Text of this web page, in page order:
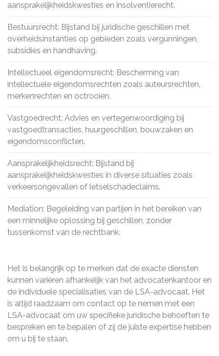
aansprakelijkheidskwesties en insolventierecht.
Bestuursrecht: Bijstand bij juridische geschillen met
overheidsinstanties op gebieden zoals vergunningen,
subsidies en handhaving.
Intellectueel eigendomsrecht: Bescherming van
intellectuele eigendomsrechten zoals auteursrechten,
merkenrechten en octrooien.
Vastgoedrecht: Advies en vertegenwoordiging bij
vastgoedtransacties, huurgeschillen, bouwzaken en
eigendomsconflicten.
Aansprakelijkheidsrecht: Bijstand bij
aansprakelijkheidskwesties in diverse situaties zoals
verkeersongevallen of letselschadeclaims.
Mediation: Begeleiding van partijen in het bereiken van
een minnelijke oplossing bij geschillen, zonder
tussenkomst van de rechtbank.
Het is belangrijk op te merken dat de exacte diensten
kunnen variëren afhankelijk van het advocatenkantoor en
de individuele specialisaties van de LSA-advocaat. Het
is altijd raadzaam om contact op te nemen met een
LSA-advocaat om uw specifieke juridische behoeften te
bespreken en te bepalen of zij de juiste expertise hebben
om u bij te staan.